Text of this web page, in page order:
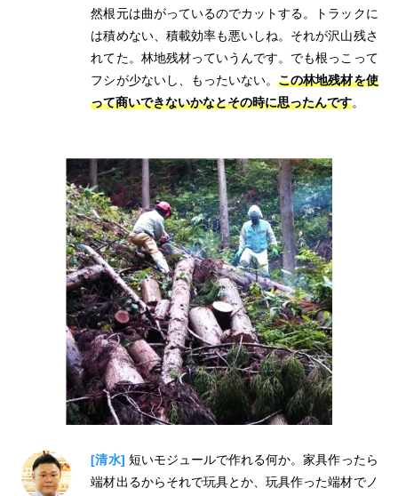
然根元は曲がっているのでカットする。トラックに
は積めない、積載効率も悪いしね。それが沢山残さ
れてた。林地残材っていうんです。でも根っこって
フシが少ないし、もったいない。この林地残材を使
って商いできないかなとその時に思ったんです。
[清水] 短いモジュールで作れる何か。家具作ったら
端材出るからそれで玩具とか、玩具作った端材でノ